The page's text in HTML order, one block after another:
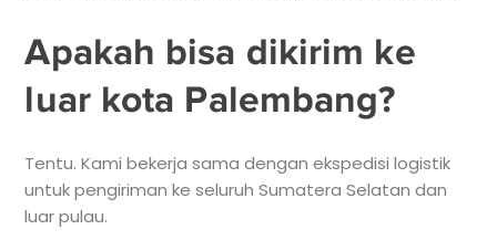
Apakah bisa dikirim ke
luar kota Palembang?
Tentu. Kami bekerja sama dengan ekspedisi logistik
untuk pengiriman ke seluruh Sumatera Selatan dan
luar pulau.